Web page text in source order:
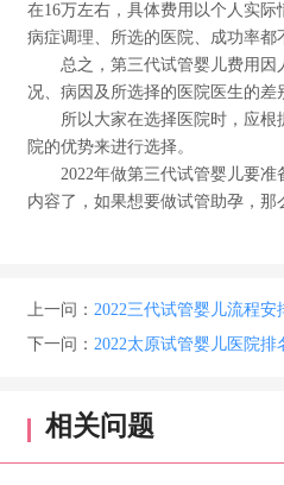
在16万左右，具体费用以个人实际
病症调理、所选的医院、成功率都
总之，第三代试管婴儿费用因
况、病因及所选择的医院医生的差
所以大家在选择医院时，应
院的优势来进行选择。
2022年做第三代试管婴儿要
内容了，如果想要做试管助孕，那
上一问： 2022三代试管婴儿流程安
下一问： 2022太原试管婴儿医院排
相关问题